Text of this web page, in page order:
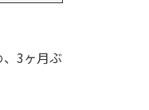
3ヶ月ぶ